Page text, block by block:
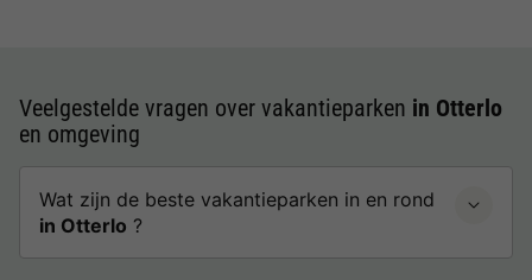
Veelgestelde vragen over vakantieparken in Otterlo
en omgeving
Wat zijn de beste vakantieparken in en rond
in Otterlo ?